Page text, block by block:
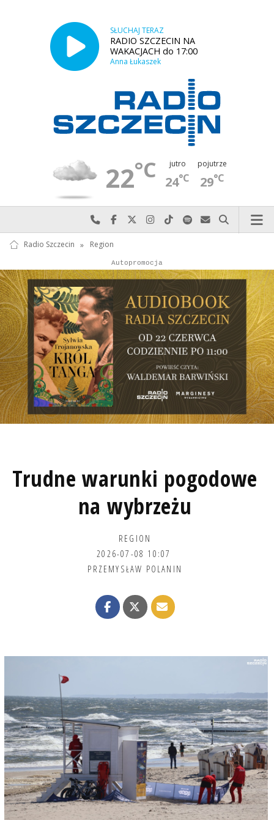
SŁUCHAJ TERAZ
RADIO SZCZECIN NA
WAKACJACH do 17:00
Anna Łukaszek
22°C jutro
24°C
pojutrze
29°C
Najlepiej po prostu do nas zadzwoń
Odwiedź nas na Facebook-u
Odwiedź nas na X
Odwiedź nas na Instagram-ie
Odwiedź nas na TikTok-u
Szukaj nas na Spotify
Wyślij do nas
Szukaj
Radio Szczecin » Region
Autopromocja
Autopromocja
Reklama
Trudne warunki pogodowe
na wybrzeżu
REGION
2026-07-08 10:07
PRZEMYSŁAW POLANIN